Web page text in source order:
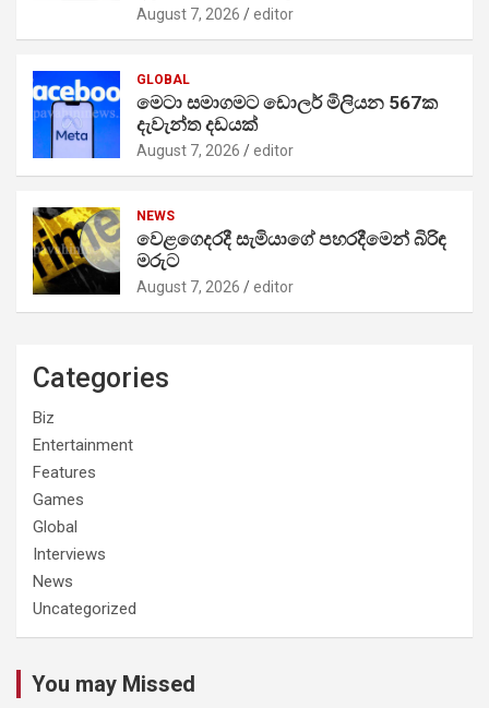
August 7, 2026 editor
GLOBAL
මෙටා සමාගමට ඩොලර් මිලියන 567ක
දැවැන්ත දඩයක්
August 7, 2026 editor
NEWS
වෙළගෙදරදී සැමියාගේ පහරදීමෙන් බිරිඳ
මරුට
August 7, 2026 editor
Categories
Biz
Entertainment
Features
Games
Global
Interviews
News
Uncategorized
You may Missed